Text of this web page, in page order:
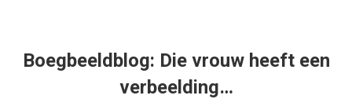
Boegbeeldblog: Die vrouw heeft een
verbeelding…